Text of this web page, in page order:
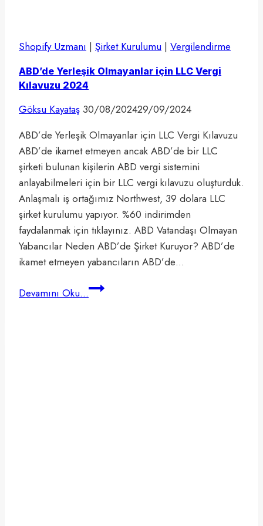
Shopify Uzmanı | Şirket Kurulumu | Vergilendirme
ABD’de Yerleşik Olmayanlar için LLC Vergi
Kılavuzu 2024
Göksu Kayataş 30/08/202429/09/2024
ABD’de Yerleşik Olmayanlar için LLC Vergi Kılavuzu
ABD’de ikamet etmeyen ancak ABD’de bir LLC
şirketi bulunan kişilerin ABD vergi sistemini
anlayabilmeleri için bir LLC vergi kılavuzu oluşturduk.
Anlaşmalı iş ortağımız Northwest, 39 dolara LLC
şirket kurulumu yapıyor. %60 indirimden
faydalanmak için tıklayınız. ABD Vatandaşı Olmayan
Yabancılar Neden ABD’de Şirket Kuruyor? ABD’de
ikamet etmeyen yabancıların ABD’de…
Devamını Oku...ABD’de